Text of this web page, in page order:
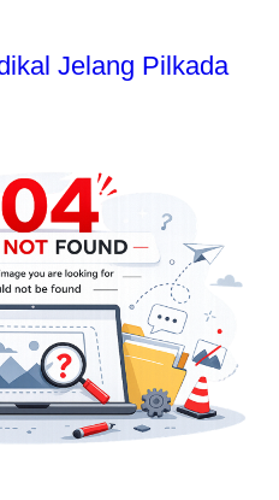
Jelang Pilkada